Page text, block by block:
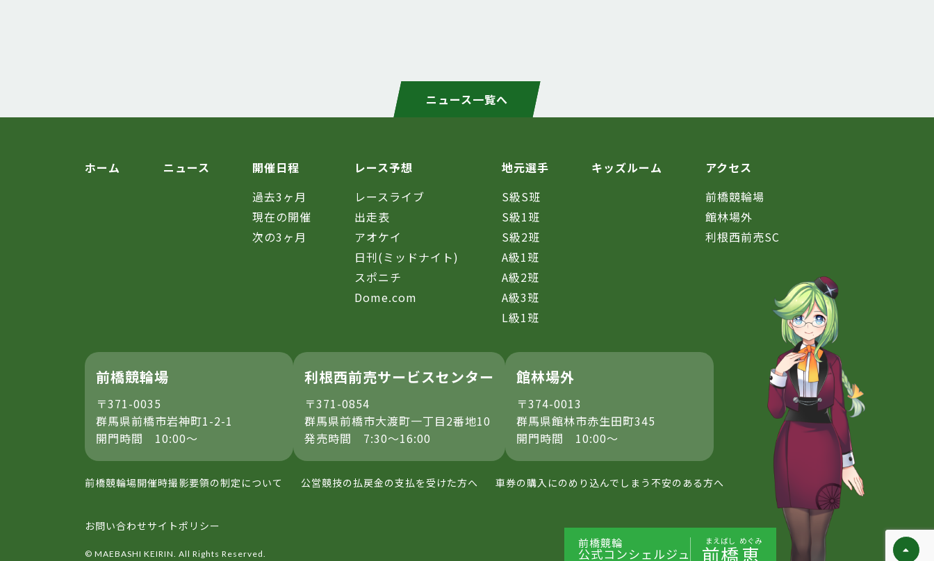
ニュース一覧へ
ホーム ニュース
開催日程
過去3ヶ月
現在の開催
次の3ヶ月
レース予想
レースライブ
出走表
アオケイ
日刊(ミッドナイト)
スポニチ
Dome.com
地元選手
S級S班
S級1班
S級2班
A級1班
A級2班
A級3班
L級1班
キッズルーム
アクセス
前橋競輪場
館林場外
利根西前売SC
前橋競輪場
〒371-0035
群馬県前橋市岩神町1-2-1
開門時間 10:00～
利根西前売サービスセンター
〒371-0854
群馬県前橋市大渡町一丁目2番地10
発売時間 7:30～16:00
館林場外
〒374-0013
群馬県館林市赤生田町345
開門時間 10:00～
前橋競輪場開催時撮影要領の制定について 公営競技の払戻金の支払を受けた方へ 車券の購入にのめり込んでしまう不安のある方へ
お問い合わせサイトポリシー
© MAEBASHI KEIRIN. All Rights Reserved.
前橋競輪
公式コンシェルジュ
まえばし
前橋
めぐみ
恵